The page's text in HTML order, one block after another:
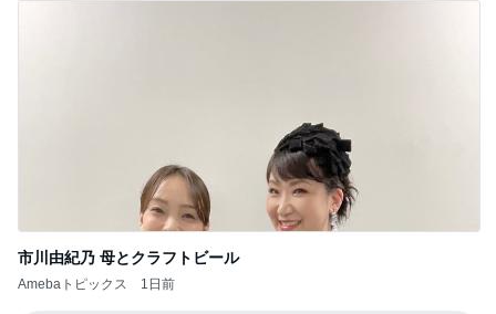
市川由紀乃 母とクラフトビール
Amebaトピックス 1日前